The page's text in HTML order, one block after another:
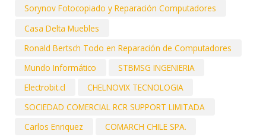
Sorynov Fotocopiado y Reparación Computadores
Casa Delta Muebles
Ronald Bertsch Todo en Reparación de Computadores
Mundo Informático
STBMSG INGENIERIA
Electrobit.cl
CHELNOVIX TECNOLOGIA
SOCIEDAD COMERCIAL RCR SUPPORT LIMITADA
Carlos Enriquez
COMARCH CHILE SPA.